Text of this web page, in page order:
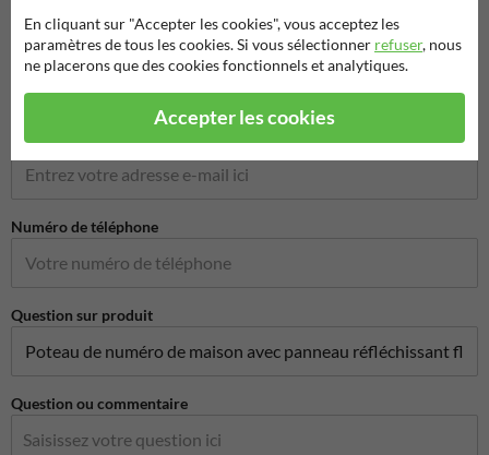
Nom de l'entreprise
Adresse e-mail*
Numéro de téléphone
Question sur produit
Question ou commentaire
En cliquant sur "Accepter les cookies", vous acceptez les
paramètres de tous les cookies. Si vous sélectionner refuser, nous
ne placerons que des cookies fonctionnels et analytiques.
Accepter les cookies